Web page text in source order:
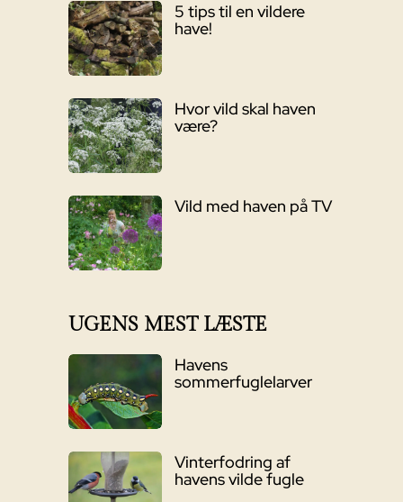
5 tips til en vildere
have!
Hvor vild skal haven
være?
Vild med haven på TV
UGENS MEST LÆSTE
Havens
sommerfuglelarver
Vinterfodring af
havens vilde fugle